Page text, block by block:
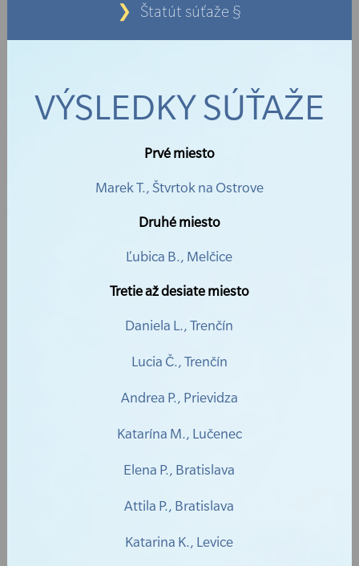
Štatút súťaže §
VÝSLEDKY SÚŤAŽE
Prvé miesto
Marek T., Štvrtok na Ostrove
Druhé miesto
Ľubica B., Melčice
Tretie až desiate miesto
Daniela L., Trenčín
Lucia Č., Trenčín
Andrea P., Prievidza
Katarína M., Lučenec
Elena P., Bratislava
Attila P., Bratislava
Katarina K., Levice